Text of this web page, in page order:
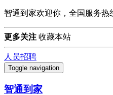
智通到家欢迎你，全国服务热
更多关注 收藏本站
人员招聘
Toggle navigation
智通到家